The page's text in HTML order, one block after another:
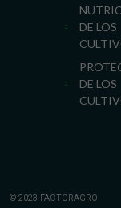
DE LOS
DE LOS
© 2023 FACTORAGRO